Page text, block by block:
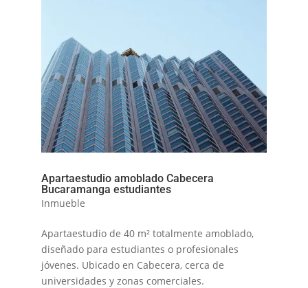
Apartaestudio amoblado Cabecera
Bucaramanga estudiantes
Inmueble
Apartaestudio de 40 m² totalmente amoblado,
diseñado para estudiantes o profesionales
jóvenes. Ubicado en Cabecera, cerca de
universidades y zonas comerciales.